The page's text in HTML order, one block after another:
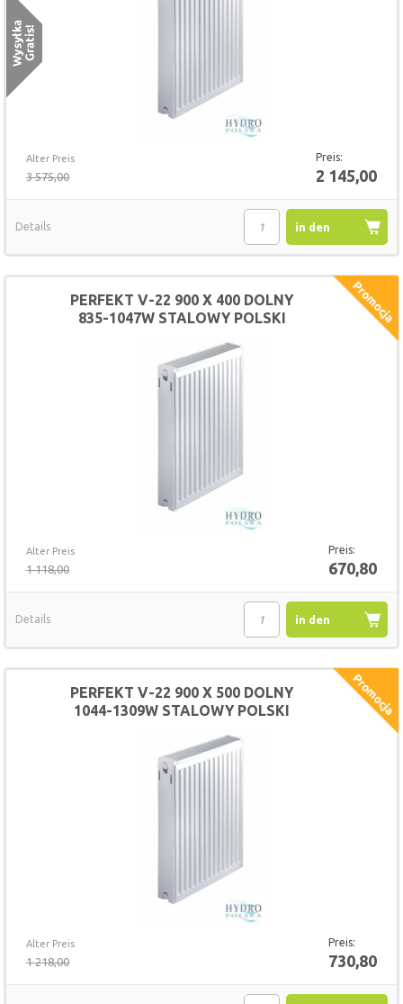
Alter Preis
3 575,00
Preis:
2 145,00
in den
Details
Alter Preis
1 118,00
Preis:
670,80
PERFEKT V-22 900 X 400 DOLNY
835-1047W STALOWY POLSKI
in den
Details
Alter Preis
1 218,00
Preis:
730,80
PERFEKT V-22 900 X 500 DOLNY
1044-1309W STALOWY POLSKI